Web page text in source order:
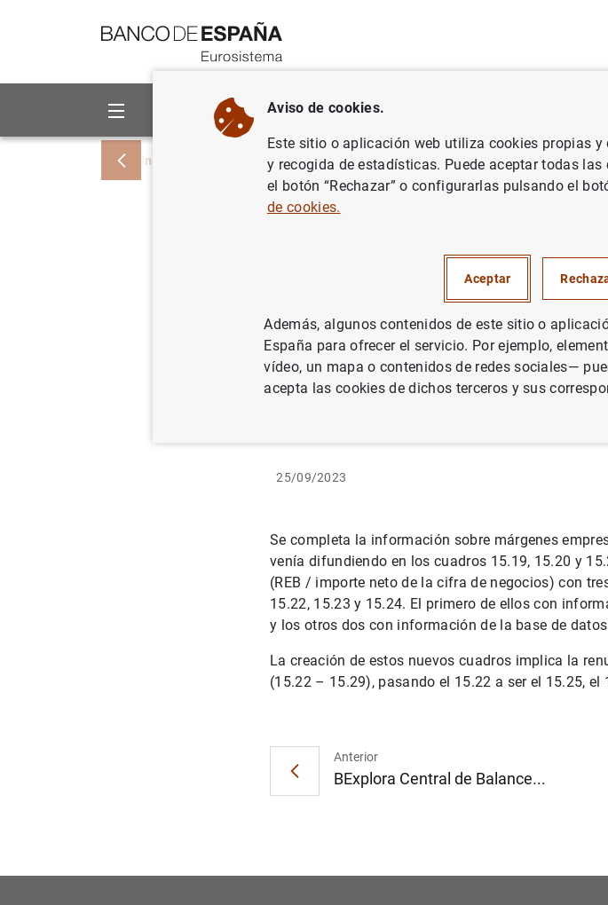
Sobre el Banco Áreas de actuación
Inicio Sociedades no financieras Anuncios de las
márgenes empresariales
financieras. Cuadros
Capítulo 15. Sociedades no
información recopilada por la
25/09/2023
Se completa la información sobre márgenes
venía difundiendo en los cuadros 15.19, 15.20 y
(REB / importe neto de la cifra de negocios) con
15.22, 15.23 y 15.24. El primero de ellos con
y los otros dos con información de la base de
La creación de estos nuevos cuadros implica la
(15.22 – 15.29), pasando el 15.22 a ser el 15.25,
Anterior
BExplora Central de Balance...
Aviso de cookies.
Este sitio o aplicación web utiliza cookies propias
y recogida de estadísticas. Puede aceptar todas
el botón “Rechazar” o configurarlas pulsando el
de cookies.
Aceptar
Además, algunos contenidos de este sitio o
España para ofrecer el servicio. Por ejemplo,
vídeo, un mapa o contenidos de redes sociales—
acepta las cookies de dichos terceros y sus